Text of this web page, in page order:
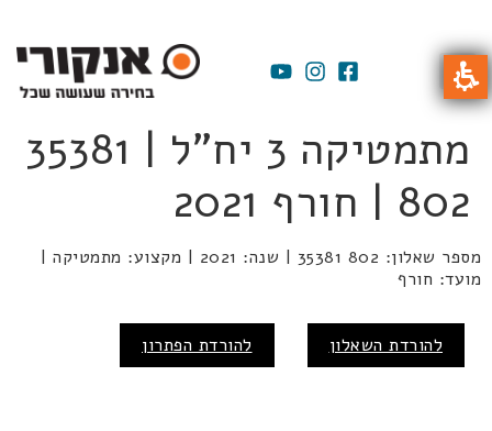
מתמטיקה 3 יח"ל | 35381
802 | חורף 2021
מספר שאלון: 802 35381 | שנה: 2021 | מקצוע: מתמטיקה |
מועד: חורף
להורדת השאלון להורדת הפתרון